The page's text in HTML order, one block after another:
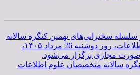
سخنرانی‌های نهمین کنگره سالانه
متخصصان علوم اطلاعات، روز دوشنبه 26 مرداد ۱۴۰۵،
سالانه متخصصان علوم اطلاعات